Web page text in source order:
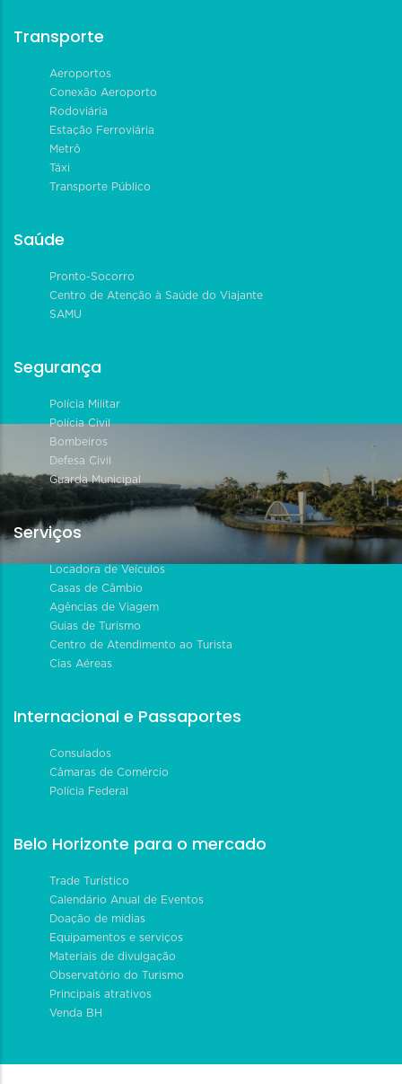
Transporte
Aeroportos
Conexão Aeroporto
Rodoviária
Estação Ferroviária
Metrô
Táxi
Transporte Público
Saúde
Pronto-Socorro
Centro de Atenção à Saúde do Viajante
SAMU
Segurança
Polícia Militar
Polícia Civil
Bombeiros
Defesa Civil
Guarda Municipal
Serviços
Locadora de Veículos
Casas de Câmbio
Agências de Viagem
Guias de Turismo
Centro de Atendimento ao Turista
Cias Aéreas
Internacional e Passaportes
Consulados
Câmaras de Comércio
Polícia Federal
Belo Horizonte para o mercado
Trade Turístico
Calendário Anual de Eventos
Doação de mídias
Equipamentos e serviços
Materiais de divulgação
Observatório do Turismo
Principais atrativos
Venda BH